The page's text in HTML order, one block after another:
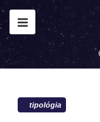
tipológia
év hónap